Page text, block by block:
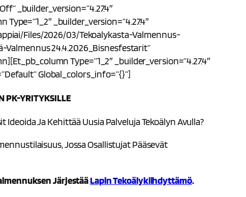
_builder_version=”4.27.4″
_builder_version=”4.27.4″
files/2026/03/Tekoalykasta-Valmennus-
Valmennus 24.4.2026_Bisnesfestarit”
Type=”1_2″ _builder_version=”4.27.4″
Global_colors_info=”{}”]
PK-YRITYKSILLE
Ja Kehittää Uusia Palveluja Tekoälyn Avulla?
Jossa Osallistujat Pääsevät
JärjestääLapin Tekoälykiihdyttämö.